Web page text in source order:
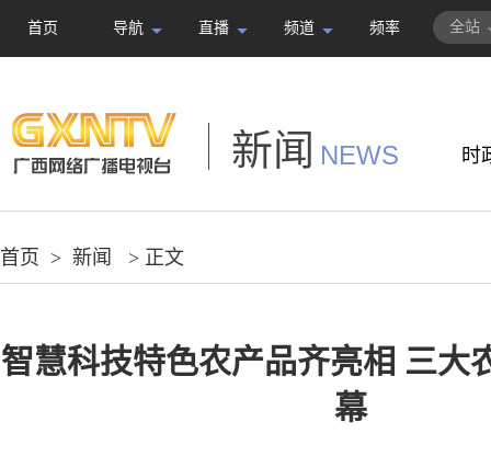
首页 导航 直播 频道 频率 全站
新闻 NEWS 时
首页 > 新闻 > 正文
智慧科技特色农产品齐亮相 三大
幕